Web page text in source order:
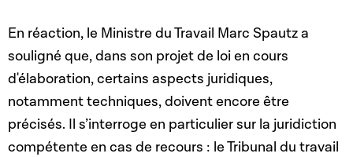
En réaction, le Ministre du Travail Marc Spautz a
souligné que, dans son projet de loi en cours
d'élaboration, certains aspects juridiques,
notamment techniques, doivent encore être
précisés. Il s’interroge en particulier sur la juridiction
compétente en cas de recours : le Tribunal du travail